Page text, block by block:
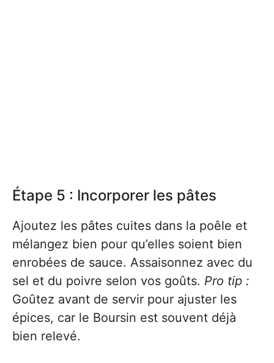
Étape 5 : Incorporer les pâtes
Ajoutez les pâtes cuites dans la poêle et
mélangez bien pour qu’elles soient bien
enrobées de sauce. Assaisonnez avec du
sel et du poivre selon vos goûts. Pro tip :
Goûtez avant de servir pour ajuster les
épices, car le Boursin est souvent déjà
bien relevé.